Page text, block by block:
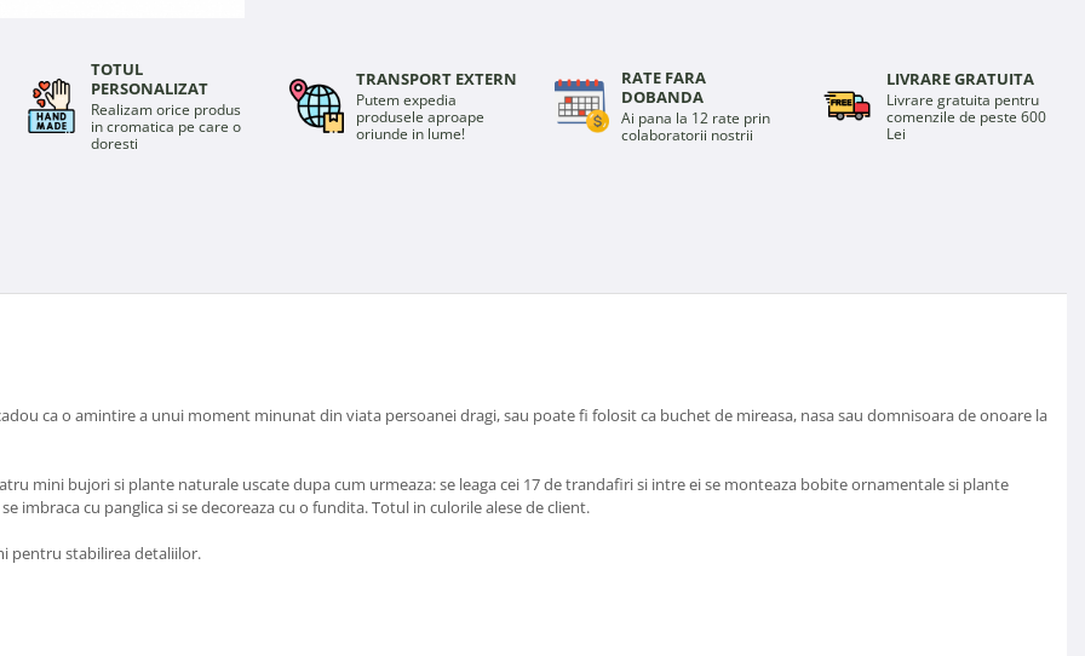
TOTUL
PERSONALIZAT
Realizam orice produs
in cromatica pe care o
doresti
TRANSPORT EXTERN
Putem expedia
produsele aproape
oriunde in lume!
RATE FARA
DOBANDA
Ai pana la 12 rate prin
colaboratorii nostrii
LIVRARE GRATUITA
Livrare gratuita pentru
comenzile de peste 600
Lei
ca o amintire a unui moment minunat din viata persoanei dragi, sau poate fi folosit ca buchet de mireasa, nasa sau domnisoara de onoare la
mini bujori si plante naturale uscate dupa cum urmeaza: se leaga cei 17 de trandafiri si intre ei se monteaza bobite ornamentale si plante
imbraca cu panglica si se decoreaza cu o fundita. Totul in culorile alese de client.
pentru stabilirea detaliilor.